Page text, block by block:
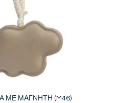
ΜΕ ΜΑΓΝΗΤΗ (M46)